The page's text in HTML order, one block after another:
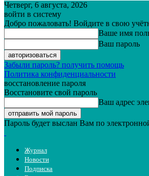
Четверг, 6 августа, 2026
войти в систему
Добро пожаловать! Войдите в свою
Ваше имя
Ваш пароль
Забыли пароль? получить помощь
Политика конфиденциальности
восстановление пароля
Восстановите свой пароль
Ваш адрес
Пароль будет выслан Вам по
Журнал
Новости
Подписка